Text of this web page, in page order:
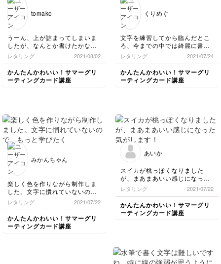
tomako
うーん、上が詰まってしまいま
したが、なんとか書けたかな😅
先生みたいにブルーの色を夏っ
ぽくしたかったです。
レタリング 2021/08/02
かんたんかわいい！サマーグリ
ーティングカード講座
くりめぐ
文字を練習してから臨んだとこ
ろ、今までの中では綺麗に書け
ました☺️
朝顔のにじみが楽しかったです
✨
レタリング 2021/07/24
かんたんかわいい！サマーグリ
ーティングカード講座
みかんちゃん
楽しく色を作りながら制作しま
した。文字に慣れていないの
で、もっと学びたくなりまし
た。
レタリング 2021/07/22
かんたんかわいい！サマーグリ
ーティングカード講座
あいか
スイカが桃っぽくなりました
が、まあまあいい感じになった
気がします！
レタリング 2021/07/22
かんたんかわいい！サマーグリ
ーティングカード講座